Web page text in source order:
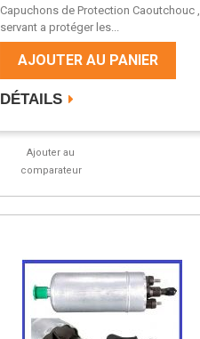
Capuchons de Protection Caoutchouc ,
servant a protéger les...
AJOUTER AU PANIER
DÉTAILS
Ajouter au
comparateur